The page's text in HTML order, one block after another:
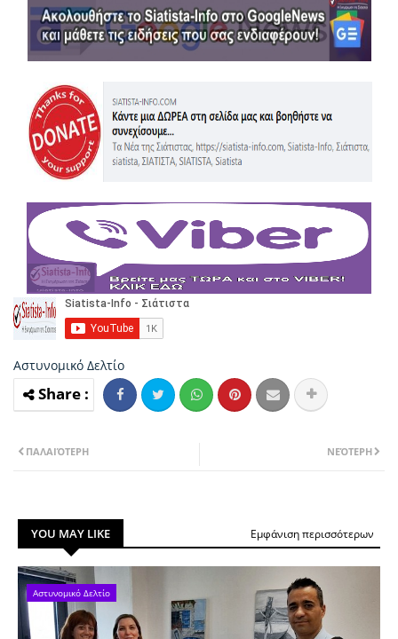
Αστυνομικό Δελτίο
ΝΕΌΤΕΡΗ
ΠΑΛΑΙΌΤΕΡΗ
YOU MAY LIKE Εμφάνιση περισσότερων
Αστυνομικό Δελτίο